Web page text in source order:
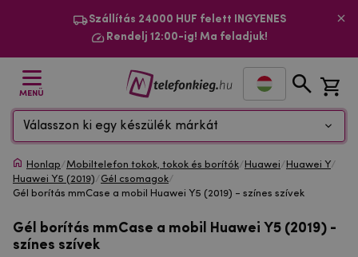
Szállítás 24000 HUF felett INGYENES
Rendelj 12:00-ig! Ma feladjuk!
MENÜ
Válasszon ki egy készülék márkát
Honlap/Mobiltelefon tokok, tokok és borítók/ Huawei/ Huawei Y/
Huawei Y5 (2019)/Gél csomagok/
Gél borítás mmCase a mobil Huawei Y5 (2019) - színes szívek
Gél borítás mmCase a mobil Huawei Y5 (2019) -
színes szívek